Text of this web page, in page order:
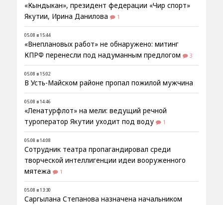
«Кындыкан», президент федерации «Чир спорт»
Якутии, Ирина Данилова
1
05.08 в 15:44
«Внеплановых работ» не обнаружено: митинг
КПРФ перенесли под надуманным предлогом
3
05.08 в 15:02
В Усть-Майском районе пропал пожилой мужчина
05.08 в 14:46
«Ленатурфлот» на мели: ведущий речной
туроператор Якутии уходит под воду
1
05.08 в 14:08
Сотрудник театра пропагандировал среди
творческой интеллигенции идеи вооруженного
мятежа
1
05.08 в 13:30
Саргылана Степанова назначена начальником